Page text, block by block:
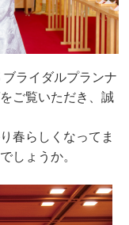
ライダルプランナ
ご覧いただき、誠
春らしくなってま
しょうか。